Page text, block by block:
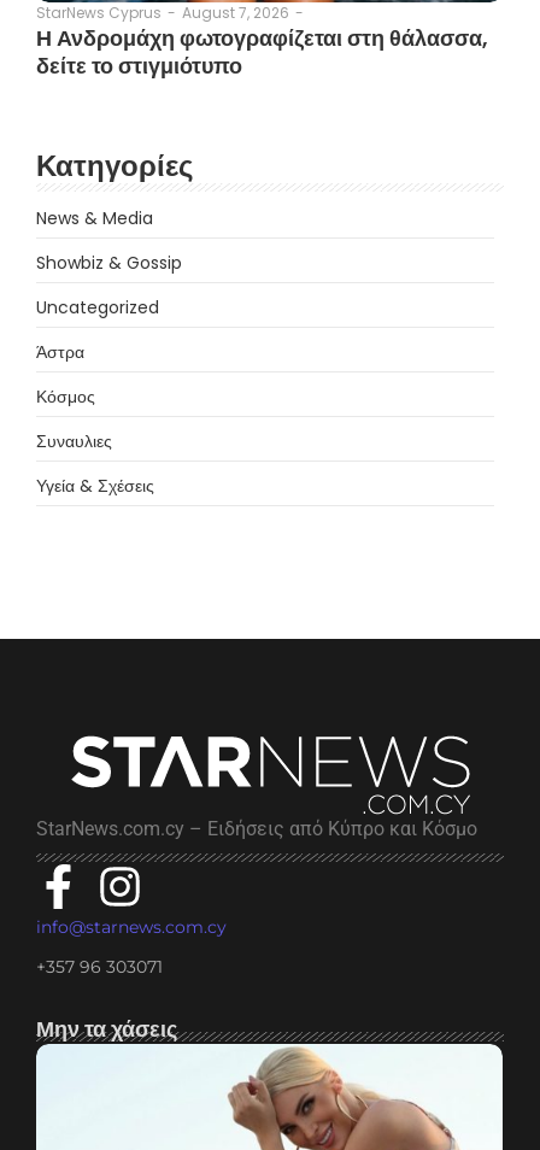
StarNews Cyprus - August 7, 2026 -
Η Ανδρομάχη φωτογραφίζεται στη θάλασσα,
δείτε το στιγμιότυπο
Κατηγορίες
News & Media
Showbiz & Gossip
Uncategorized
Άστρα
Κόσμος
Συναυλιες
Υγεία & Σχέσεις
StarNews.com.cy – Ειδήσεις από Κύπρο και Κόσμο
info@starnews.com.cy
+357 96 303071
Μην τα χάσεις